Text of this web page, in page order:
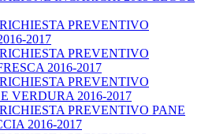
PREVENTIVO
2017
PREVENTIVO
2016-2017
PREVENTIVO
VERDURA 2016-2017
PREVENTIVO PANE
2016-2017